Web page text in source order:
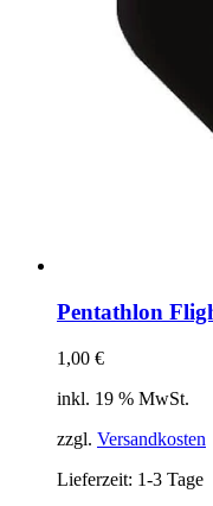
Pentathlon
1,00 €
inkl. 19 % MwSt.
zzgl. Versandkosten
Lieferzeit: 1-3 Tage